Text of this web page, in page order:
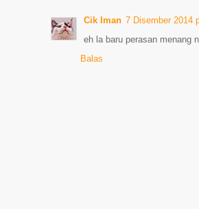
Cik Iman 7 Disember 2014
eh la baru perasan menang
Balas